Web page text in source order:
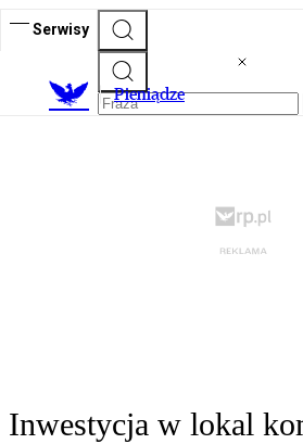
Serwisy
Pieniądze
Inwestycja w lokal